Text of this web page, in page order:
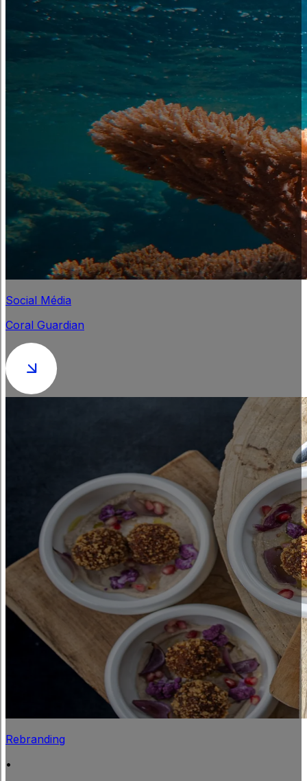
Social Média
Coral Guardian
Rebranding
•